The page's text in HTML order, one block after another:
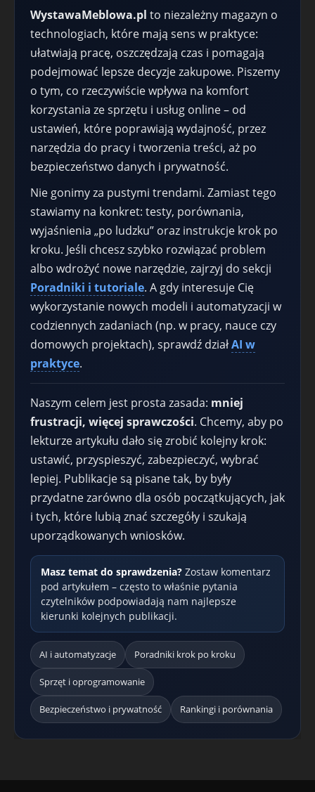
WystawaMeblowa.pl to niezależny magazyn o
technologiach, które mają sens w praktyce:
ułatwiają pracę, oszczędzają czas i pomagają
podejmować lepsze decyzje zakupowe. Piszemy
o tym, co rzeczywiście wpływa na komfort
korzystania ze sprzętu i usług online – od
ustawień, które poprawiają wydajność, przez
narzędzia do pracy i tworzenia treści, aż po
bezpieczeństwo danych i prywatność.
Nie gonimy za pustymi trendami. Zamiast tego
stawiamy na konkret: testy, porównania,
wyjaśnienia „po ludzku” oraz instrukcje krok po
kroku. Jeśli chcesz szybko rozwiązać problem
albo wdrożyć nowe narzędzie, zajrzyj do sekcji
Poradniki i tutoriale. A gdy interesuje Cię
wykorzystanie nowych modeli i automatyzacji w
codziennych zadaniach (np. w pracy, nauce czy
domowych projektach), sprawdź działAI w
praktyce.
Naszym celem jest prosta zasada: mniej
frustracji, więcej sprawczości. Chcemy, aby po
lekturze artykułu dało się zrobić kolejny krok:
ustawić, przyspieszyć, zabezpieczyć, wybrać
lepiej. Publikacje są pisane tak, by były
przydatne zarówno dla osób początkujących, jak
i tych, które lubią znać szczegóły i szukają
uporządkowanych wniosków.
Masz temat do sprawdzenia? Zostaw komentarz
pod artykułem – często to właśnie pytania
czytelników podpowiadają nam najlepsze
kierunki kolejnych publikacji.
AI i automatyzacje Poradniki krok po kroku
Sprzęt i oprogramowanie
Bezpieczeństwo i prywatność Rankingi i porównania